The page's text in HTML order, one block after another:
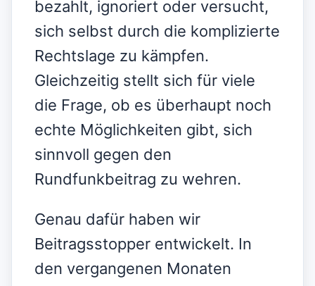
bezahlt, ignoriert oder versucht,
sich selbst durch die komplizierte
Rechtslage zu kämpfen.
Gleichzeitig stellt sich für viele
die Frage, ob es überhaupt noch
echte Möglichkeiten gibt, sich
sinnvoll gegen den
Rundfunkbeitrag zu wehren.
Genau dafür haben wir
Beitragsstopper entwickelt. In
den vergangenen Monaten